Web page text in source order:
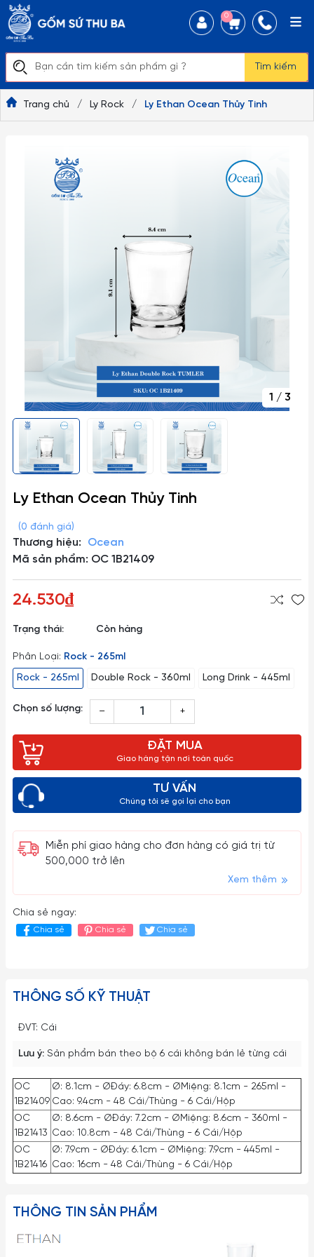
Tìm kiếm
0
Trang chủ / Ly Rock / Ly Ethan Ocean Thủy Tinh
1 / 3
Ly Ethan Ocean Thủy Tinh
(0 đánh giá)
Thương hiệu:
Ocean
Mã sản phẩm: OC 1B21409
24.530₫
Trạng thái: Còn hàng
Phân Loại: Rock - 265ml
Rock - 265ml
Double Rock - 360ml Long Drink - 445ml
Chọn số lượng: – +
ĐẶT MUA
Giao hàng tận nơi toàn quốc
TƯ VẤN
Chúng tôi sẽ gọi lại cho bạn
Miễn phí giao hàng cho đơn hàng có giá trị từ
500,000 trở lên
Xem thêm
Chia sẻ ngay:
Chia sẻ Chia sẻ Chia sẻ
THÔNG SỐ KỸ THUẬT
ĐVT: Cái
Lưu ý: Sản phẩm bán theo bộ 6 cái không bán lẻ từng cái
OC
1B21409
Ø: 8.1cm - ØĐáy: 6.8cm - ØMiệng: 8.1cm - 265ml -
Cao: 9.4cm - 48 Cái/Thùng - 6 Cái/Hộp
OC
1B21413
Ø: 8.6cm - ØĐáy: 7.2cm - ØMiệng: 8.6cm - 360ml -
Cao: 10.8cm - 48 Cái/Thùng - 6 Cái/Hộp
OC
1B21416
Ø: 7.9cm - ØĐáy: 6.1cm - ØMiệng: 7.9cm - 445ml -
Cao: 16cm - 48 Cái/Thùng - 6 Cái/Hộp
THÔNG TIN SẢN PHẨM